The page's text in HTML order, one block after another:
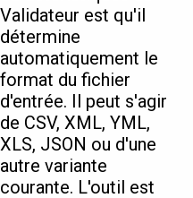
Validateur est qu'il
détermine
automatiquement le
format du fichier
d'entrée. Il peut s'agir
de CSV, XML, YML,
XLS, JSON ou d'une
autre variante
courante. L'outil est